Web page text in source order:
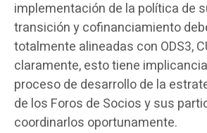
implementación de la política de
transición y cofinanciamiento
totalmente alineadas con ODS3,
claramente, esto tiene
proceso de desarrollo de la
de los Foros de Socios y sus
coordinarlos oportunamente.